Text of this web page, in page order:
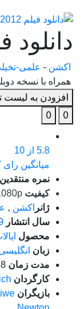
دانلود فیلم
اکشن - علمی-
همراه با نسخه
افزودن به لیست
0
0
5.8 از 10
میانگین رای 380,357 نفر
نمره منتقدین
کیفیت
ژانر اکشن ,
سال انتشار
محصول
زبان
مدت زمان
کارگردان
بازیگران